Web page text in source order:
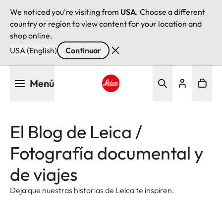
We noticed you're visiting from USA. Choose a different
country or region to view content for your location and
shop online.
USA (English)
Continuar
Menú
El Blog de Leica /
Fotografía documental y
de viajes
Deja que nuestras historias de Leica te inspiren.